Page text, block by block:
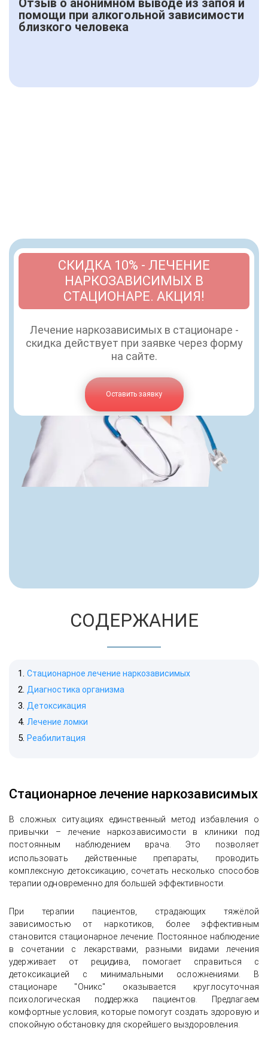
Отзыв о анонимном выводе из запоя и
помощи при алкогольной зависимости
близкого человека
СКИДКА 10% - ЛЕЧЕНИЕ
НАРКОЗАВИСИМЫХ В
СТАЦИОНАРЕ. АКЦИЯ!
Лечение наркозависимых в стационаре -
скидка действует при заявке через форму
на сайте.
Оставить заявку
СОДЕРЖАНИЕ
Стационарное лечение наркозависимых
Диагностика организма
Детоксикация
Лечение ломки
Реабилитация
Стационарное лечение наркозависимых
В сложных ситуациях единственный метод избавления о
привычки – лечение наркозависимости в клиники под
постоянным наблюдением врача. Это позволяет
использовать
действенные препараты, проводить
комплексную детоксикацию, сочетать несколько способов
терапии одновременно для большей эффективности.
При терапии пациентов, страдающих тяжёлой
зависимостью от наркотиков, более эффективным
становится стационарное лечение. Постоянное наблюдение
в сочетании с лекарствами, разными видами лечения
удерживает от рецидива, помогает справиться с
детоксикацией с минимальными осложнениями. В
стационаре "Оникс" оказывается круглосуточная
психологическая поддержка пациентов. Предлагаем
комфортные условия, которые помогут создать здоровую и
спокойную обстановку для скорейшего выздоровления.